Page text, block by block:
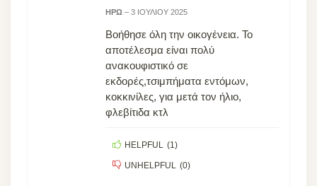
ΗΡΩ – 3 ΙΟΥΛΊΟΥ 2025
Βοήθησε όλη την οικογένεια. Το
αποτέλεσμα είναι πολύ
ανακουφιστικό σε
εκδορές,τσιμπήματα εντόμων,
κοκκινίλες, για μετά τον ήλιο,
φλεβίτιδα κτλ
HELPFUL (1)
UNHELPFUL (0)